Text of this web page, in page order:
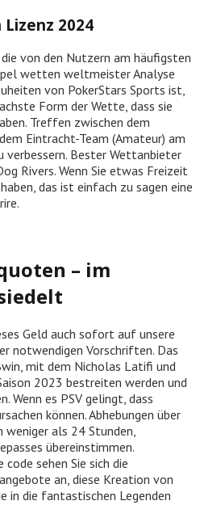
2024
von den Nutzern am häufigsten
wetten weltmeister Analyse
von PokerStars Sports ist,
Form der Wette, dass sie
Treffen zwischen dem
Eintracht-Team (Amateur) am
Bester Wettanbieter
Rivers. Wenn Sie etwas Freizeit
das ist einfach zu sagen eine
– im
Geld auch sofort auf unsere
notwendigen Vorschriften. Das
mit dem Nicholas Latifi und
2023 bestreiten werden und
Wenn es PSV gelingt, dass
können. Abhebungen über
als 24 Stunden,
übereinstimmen.
sehen Sie sich die
an, diese Kreation von
in die fantastischen Legenden